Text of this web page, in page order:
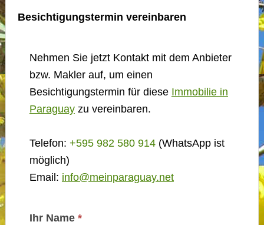
Besichtigungstermin vereinbaren
Nehmen Sie jetzt Kontakt mit dem Anbieter
bzw. Makler auf, um einen
Besichtigungstermin für diese Immobilie in
Paraguayzu vereinbaren.
Telefon: +595 982 580 914(WhatsApp ist
möglich)
Email: info@meinparaguay.net
Kontakt
Ihr Name *